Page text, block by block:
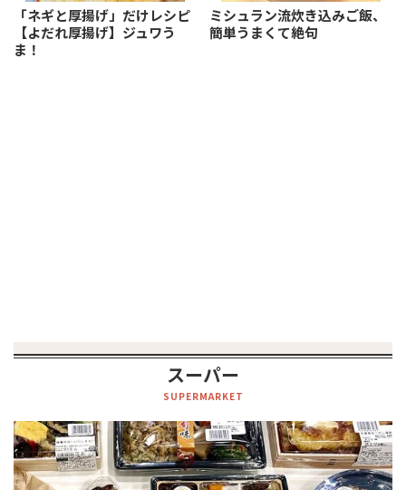
「ネギと厚揚げ」だけレシピ
【よだれ厚揚げ】ジュワう
ま！
ミシュラン流炊き込みご飯、
簡単うまくて絶句
スーパー
SUPERMARKET